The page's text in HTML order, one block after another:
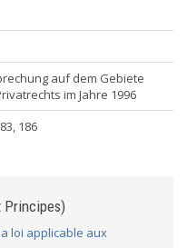
auf dem Gebiete
im Jahre 1996
186
Principes)
loi applicable aux